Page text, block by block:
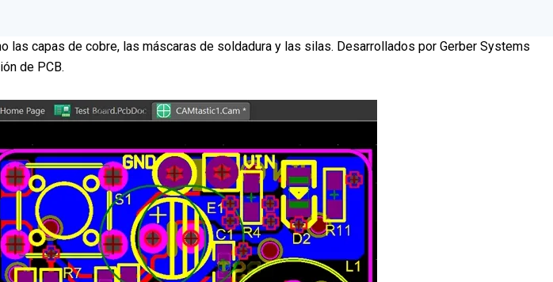
capas de cobre, las máscaras de soldadura y las silas. Desarrollados por Gerber Systems
de PCB.